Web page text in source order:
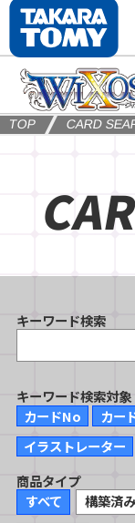
TOP CARD
キーワード検索
キーワード検索対象
カードNo
カー
イラストレーター
商品タイプ
すべて
構築済